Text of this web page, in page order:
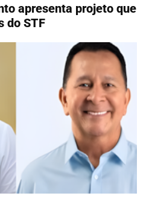
apresenta projeto que
do STF